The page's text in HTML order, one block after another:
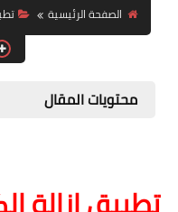
الصفحة الرئيسية
محتويات المقال